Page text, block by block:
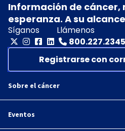
Información de cáncer,
esperanza. A su
Síganos
Llámenos
800.227.2345
Registrarse con
Sobre el cáncer
Eventos